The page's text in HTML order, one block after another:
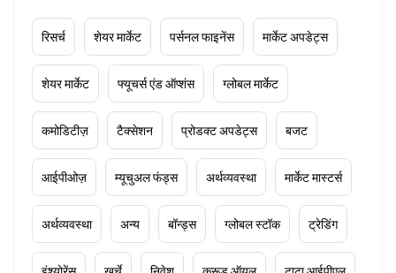
रिसर्च शेयर मार्केट पर्सनल फाइनेंस मार्केट अपडेट्स
शेयर मार्केट फ्यूचर्स एंड ऑप्शंस ग्लोबल मार्केट
कमोडिटीज़ टैक्सेशन प्रोडक्ट अपडेट्स बजट
आईपीओज़ म्यूचुअल फंड्स अर्थव्यवस्था मार्केट मास्टर्स
अर्थव्यवस्था अन्य बॉन्ड्स ग्लोबल स्टॉक ट्रेडिंग